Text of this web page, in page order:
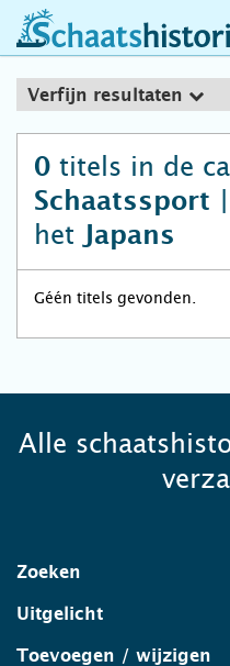
schaatshistorie.nl
Verfijn resultaten
0 titels in de
Schaatssport
het Japans
Géén titels gevonden.
Alle
Zoeken
Uitgelicht
Toevoegen / wijzigen